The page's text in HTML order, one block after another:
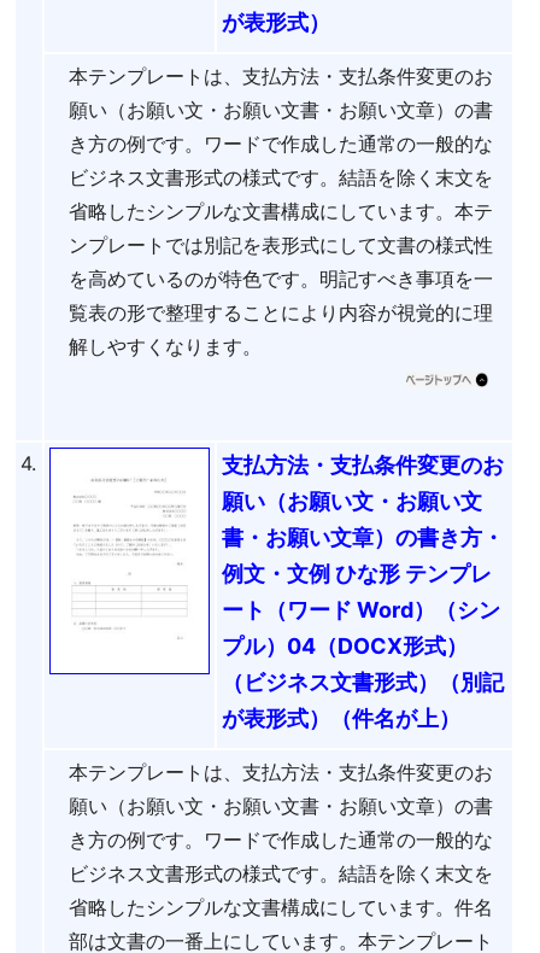
が表形式）
本テンプレートは、支払方法・支払条件変更のお
願い（お願い文・お願い文書・お願い文章）の書
き方の例です。ワードで作成した通常の一般的な
ビジネス文書形式の様式です。結語を除く末文を
省略したシンプルな文書構成にしています。本テ
ンプレートでは別記を表形式にして文書の様式性
を高めているのが特色です。明記すべき事項を一
覧表の形で整理することにより内容が視覚的に理
解しやすくなります。
4.
支払方法・支払条件変更のお
願い（お願い文・お願い文
書・お願い文章）の書き方・
例文・文例 ひな形 テンプレ
ート（ワード Word）（シン
プル）04（DOCX形式）
（ビジネス文書形式）（別記
が表形式）（件名が上）
本テンプレートは、支払方法・支払条件変更のお
願い（お願い文・お願い文書・お願い文章）の書
き方の例です。ワードで作成した通常の一般的な
ビジネス文書形式の様式です。結語を除く末文を
省略したシンプルな文書構成にしています。件名
部は文書の一番上にしています。本テンプレート